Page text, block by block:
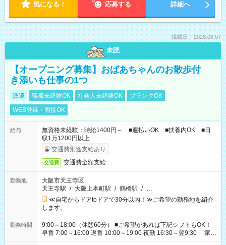
気になる！ 応募する 詳細へ
掲載日：2026.08.07
未読
【オープニング募集】おばあちゃんのお散歩付
き添いも仕事の1つ
派遣 職種未経験OK 社会人未経験OK
ブランクOK
WEB登録・面接OK
給与
無資格未経験：時給1400円～ ■週払いOK ■扶養内OK ■日
収1万1200円以上
交通費別途支給あり
交通費 交通費全額支給
勤務地
大阪市天王寺区
天王寺駅 / 大阪上本町駅 / 鶴橋駅 / …
≪自宅からドアtoドアで30分以内！≫ご希望の勤務地を紹介
します。
勤務時間
9:00～18:00（休憩60分） ■ご希望があれば下記シフトもOK！
早番 7:00～16:00 遅番 10:00～19:00 夜勤 16:30～翌9:30 「家族
と休みを合わせたい」 「余裕を持って夕飯の準備がしたい」